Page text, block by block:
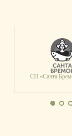
СП «Санта